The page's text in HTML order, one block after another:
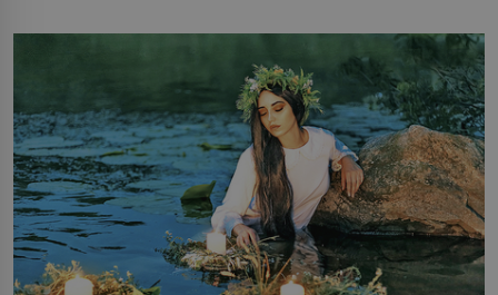
milostpaní. Stačí jenom na sukni,“ zhodnotí švadlena
množství růžového mušelínu. „Ošidili vás, podívejte.“